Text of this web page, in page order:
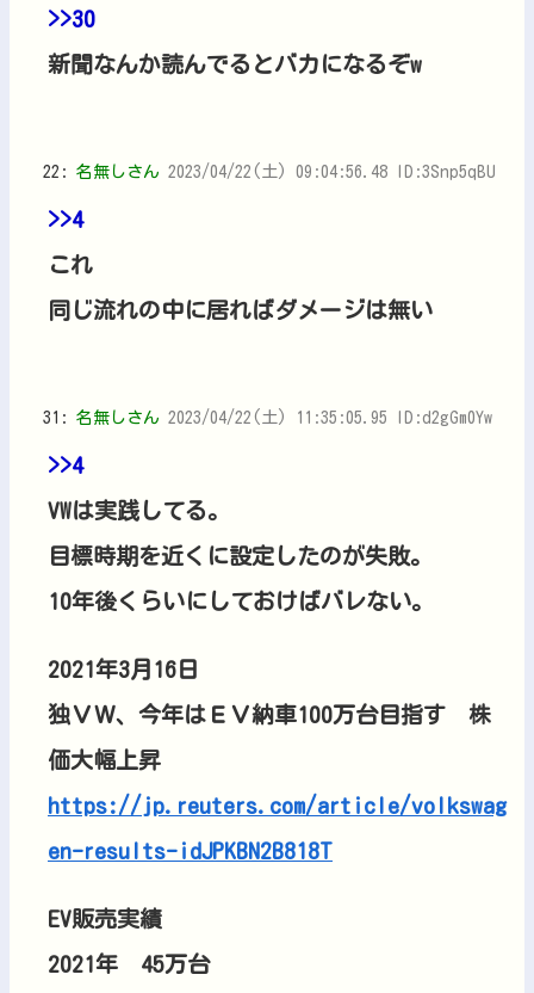
>>30
新聞なんか読んでるとバカになるぞw
22: 名無しさん 2023/04/22(土) 09:04:56.48 ID:3Snp5qBU
>>4
これ
同じ流れの中に居ればダメージは無い
31: 名無しさん 2023/04/22(土) 11:35:05.95 ID:d2gGm0Yw
>>4
VWは実践してる。
目標時期を近くに設定したのが失敗。
10年後くらいにしておけばバレない。
2021年3月16日
独ＶＷ、今年はＥＶ納車100万台目指す 株
価大幅上昇
https://jp.reuters.com/article/volkswag
en-results-idJPKBN2B818T
EV販売実績
2021年 45万台